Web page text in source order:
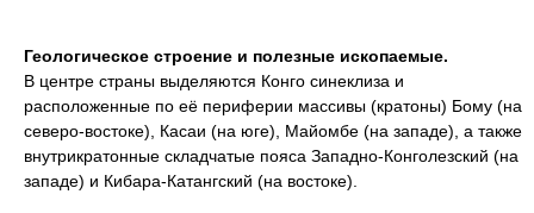
Геологическое строение и полезные ископаемые.
В центре страны выделяются Конго синеклиза и
расположенные по её периферии массивы (кратоны) Бому (на
северо-востоке), Касаи (на юге), Майомбе (на западе), а также
внутрикратонные складчатые пояса Западно-Конголезский (на
западе) и Кибара-Катангский (на востоке).